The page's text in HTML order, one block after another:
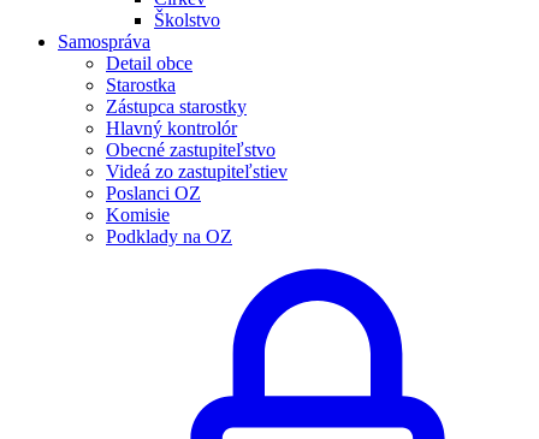
Školstvo
Samospráva
Detail obce
Starostka
Zástupca starostky
Hlavný kontrolór
Obecné zastupiteľstvo
Videá zo zastupiteľstiev
Poslanci OZ
Komisie
Podklady na OZ